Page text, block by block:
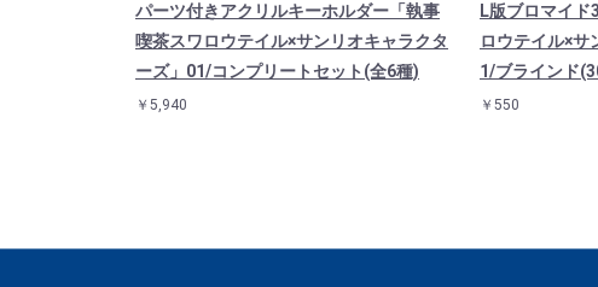
パーツ付きアクリルキーホルダー「執事
喫茶スワロウテイル×サンリオキャラクタ
ーズ」01/コンプリートセット(全6種)
￥5,940
L版ブロマイド
ロウテイル×サ
1/ブラインド
￥550